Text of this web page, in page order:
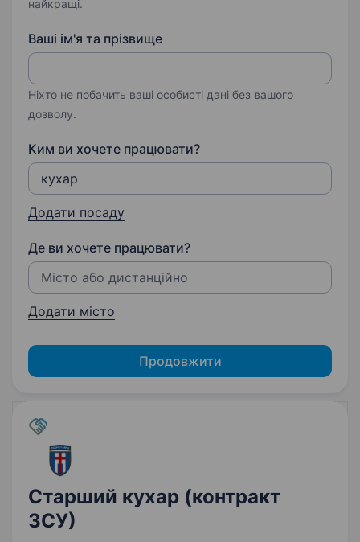
найкращі.
Ваші ім'я та прізвище
Ніхто не побачить ваші особисті дані без вашого
дозволу.
Ким ви хочете працювати?
Додати посаду
Де ви хочете працювати?
Додати місто
Продовжити
Старший кухар (контракт
ЗСУ)